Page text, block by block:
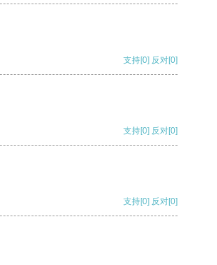
支持[0] 反对[0]
支持[0] 反对[0]
支持[0] 反对[0]